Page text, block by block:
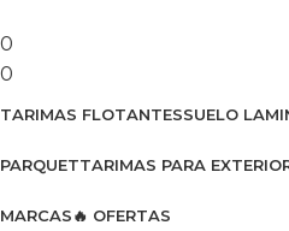
0
0
TARIMAS FLOTANTESSUELO
PARQUETTARIMAS PARA
MARCAS🔥 OFERTAS